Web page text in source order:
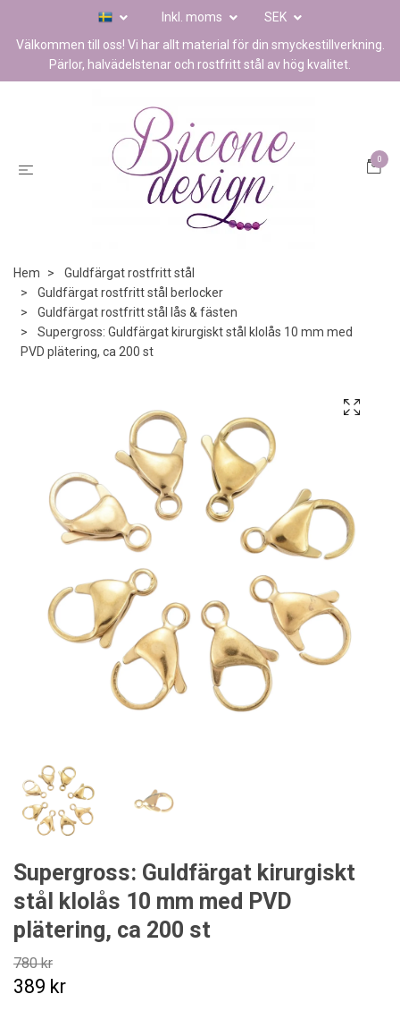
Inkl. moms
SEK
Välkommen till oss! Vi har allt material för din smyckestillverkning.
Pärlor, halvädelstenar och rostfritt stål av hög kvalitet.
0
Hem
Guldfärgat rostfritt stål
Guldfärgat rostfritt stål berlocker
Guldfärgat rostfritt stål lås & fästen
Supergross: Guldfärgat kirurgiskt stål klolås 10 mm med
PVD plätering, ca 200 st
Supergross: Guldfärgat kirurgiskt
stål klolås 10 mm med PVD
plätering, ca 200 st
780 kr
389 kr